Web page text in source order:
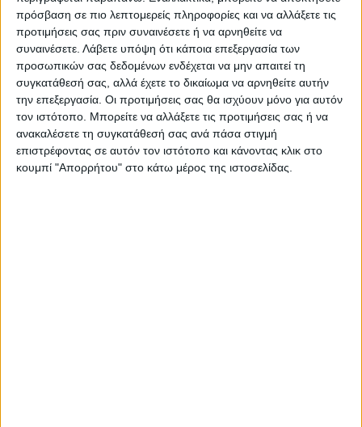
πρόσβαση σε πιο λεπτομερείς πληροφορίες και να αλλάξετε τις
προτιμήσεις σας πριν συναινέσετε ή να αρνηθείτε να
συναινέσετε. Λάβετε υπόψη ότι κάποια επεξεργασία των
προσωπικών σας δεδομένων ενδέχεται να μην απαιτεί τη
συγκατάθεσή σας, αλλά έχετε το δικαίωμα να αρνηθείτε αυτήν
την επεξεργασία. Οι προτιμήσεις σας θα ισχύουν μόνο για αυτόν
τον ιστότοπο. Μπορείτε να αλλάξετε τις προτιμήσεις σας ή να
ανακαλέσετε τη συγκατάθεσή σας ανά πάσα στιγμή
επιστρέφοντας σε αυτόν τον ιστότοπο και κάνοντας κλικ στο
κουμπί "Απορρήτου" στο κάτω μέρος της ιστοσελίδας.
Νομού Καρδίτσας για να ενημερωθούν και
να γνωμοδοτήσουν αναλόγως.
Η απόφαση για την δημιουργία ενός
τέτοιου κέντρου λήφθηκε χωρίς την
συγκατάθεση της τοπικής κοινωνίας και
συνάμα αποτελεί την αποκορύφωση σε μία
σειρά από απανωτά χαστούκια
υποβάθμισης του Νομού όπως αρχικά η